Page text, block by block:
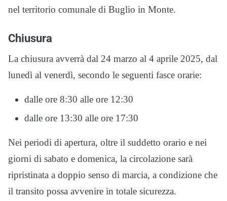
nel territorio comunale di Buglio in Monte.
Chiusura
La chiusura avverrà dal 24 marzo al 4 aprile 2025, dal
lunedì al venerdì, secondo le seguenti fasce orarie:
dalle ore 8:30 alle ore 12:30
dalle ore 13:30 alle ore 17:30
Nei periodi di apertura, oltre il suddetto orario e nei
giorni di sabato e domenica, la circolazione sarà
ripristinata a doppio senso di marcia, a condizione che
il transito possa avvenire in totale sicurezza.